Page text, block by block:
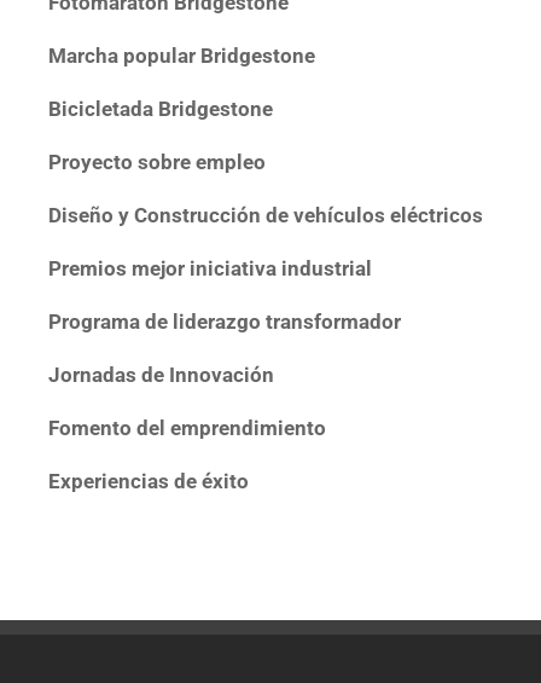
Marcha popular Bridgestone
Bicicletada Bridgestone
Proyecto sobre empleo
Diseño y Construcción de vehículos eléctricos
Premios mejor iniciativa industrial
Programa de liderazgo transformador
Jornadas de Innovación
Fomento del emprendimiento
Experiencias de éxito